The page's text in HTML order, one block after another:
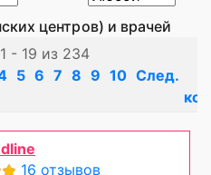
центров) и врачей
- 19 из 234
5 6 7 8 9 10 След.
16 отзывов